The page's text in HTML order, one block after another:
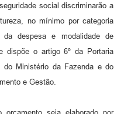
social discriminarão a
no mínimo por categoria
da despesa e modalidade de
dispõe o artigo 6º da Portaria
do Ministério da Fazenda e do
e Gestão.